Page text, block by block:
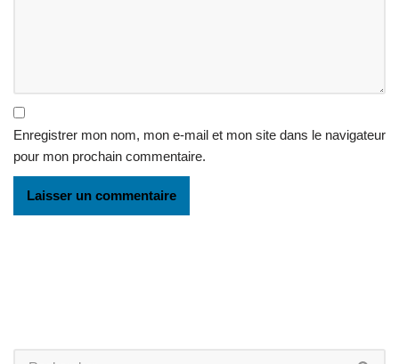
Enregistrer mon nom, mon e-mail et mon site dans le navigateur
pour mon prochain commentaire.